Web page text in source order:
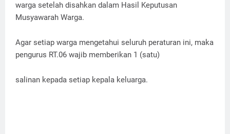
warga setelah disahkan dalam Hasil Keputusan
Musyawarah Warga.
Agar setiap warga mengetahui seluruh peraturan ini, maka
pengurus RT.06 wajib memberikan 1 (satu)
salinan kepada setiap kepala keluarga.